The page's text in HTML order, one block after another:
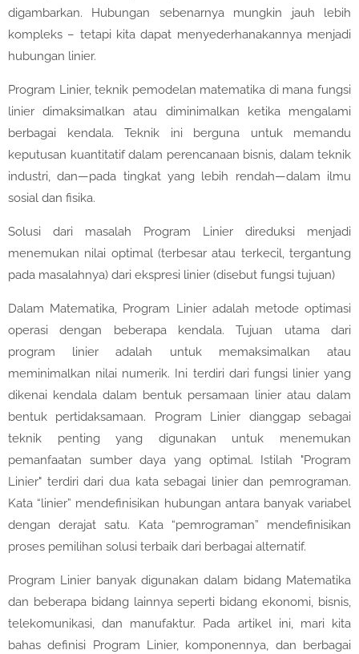
digambarkan. Hubungan sebenarnya mungkin jauh lebih
kompleks – tetapi kita dapat menyederhanakannya menjadi
hubungan linier.
Program Linier, teknik pemodelan matematika di mana fungsi
linier dimaksimalkan atau diminimalkan ketika mengalami
berbagai kendala. Teknik ini berguna untuk memandu
keputusan kuantitatif dalam perencanaan bisnis, dalam teknik
industri, dan—pada tingkat yang lebih rendah—dalam ilmu
sosial dan fisika.
Solusi dari masalah Program Linier direduksi menjadi
menemukan nilai optimal (terbesar atau terkecil, tergantung
pada masalahnya) dari ekspresi linier (disebut fungsi tujuan)
Dalam Matematika, Program Linier adalah metode optimasi
operasi dengan beberapa kendala. Tujuan utama dari
program linier adalah untuk memaksimalkan atau
meminimalkan nilai numerik. Ini terdiri dari fungsi linier yang
dikenai kendala dalam bentuk persamaan linier atau dalam
bentuk pertidaksamaan. Program Linier dianggap sebagai
teknik penting yang digunakan untuk menemukan
pemanfaatan sumber daya yang optimal. Istilah "Program
Linier" terdiri dari dua kata sebagai linier dan pemrograman.
Kata “linier” mendefinisikan hubungan antara banyak variabel
dengan derajat satu. Kata “pemrograman” mendefinisikan
proses pemilihan solusi terbaik dari berbagai alternatif.
Program Linier banyak digunakan dalam bidang Matematika
dan beberapa bidang lainnya seperti bidang ekonomi, bisnis,
telekomunikasi, dan manufaktur. Pada artikel ini, mari kita
bahas definisi Program Linier, komponennya, dan berbagai